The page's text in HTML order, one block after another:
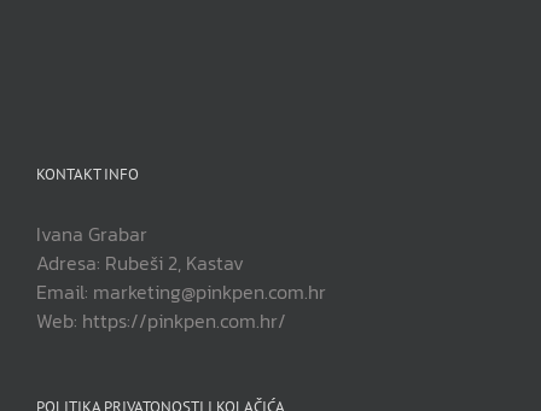
KONTAKT INFO
Ivana Grabar
Adresa: Rubeši 2, Kastav
Email: marketing@pinkpen.com.hr
Web: https://pinkpen.com.hr/